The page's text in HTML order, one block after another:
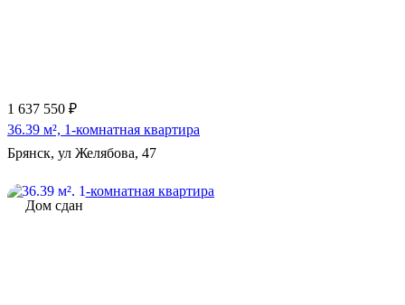
1 637 550 ₽
36.39 м², 1-комнатная квартира
Брянск, ул Желябова, 47
Дом сдан